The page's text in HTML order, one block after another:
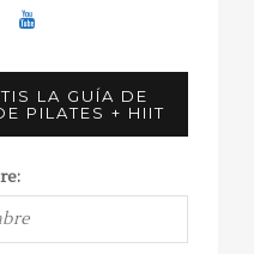
LA GUÍA DE
PILATES + HIIT